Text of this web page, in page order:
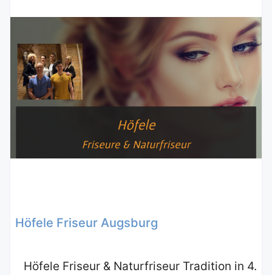
Höfele Friseur Augsburg
Höfele Friseur & Naturfriseur Tradition in 4.